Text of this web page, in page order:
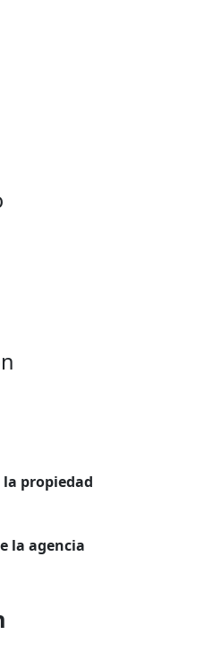
propiedad
la agencia